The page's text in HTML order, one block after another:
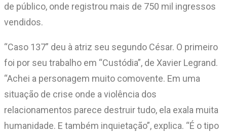
de público, onde registrou mais de 750 mil ingressos
vendidos.
“Caso 137” deu à atriz seu segundo César. O primeiro
foi por seu trabalho em “Custódia”, de Xavier Legrand.
“Achei a personagem muito comovente. Em uma
situação de crise onde a violência dos
relacionamentos parece destruir tudo, ela exala muita
humanidade. E também inquietação”, explica. “É o tipo